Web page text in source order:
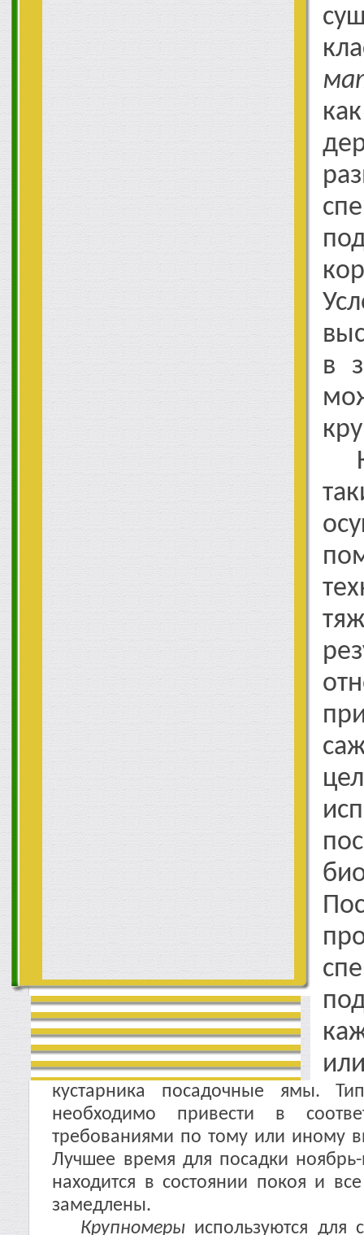
в
кустарника посадочные ямы.
необходимо привести в
требованиями по тому или иному
Лучшее время для посадки
находится в состоянии покоя и
замедлены.
Крупномеры используются для